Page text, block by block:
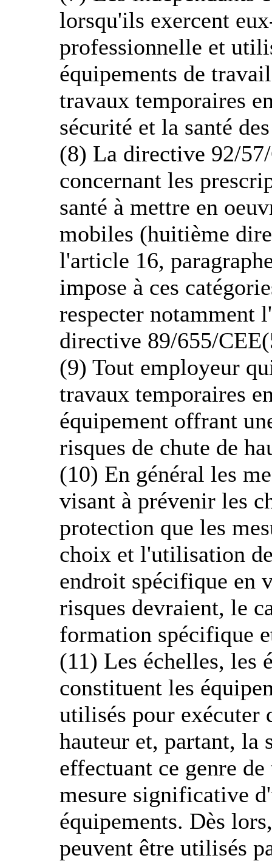
lorsqu'ils exercent
professionnelle et
équipements de
travaux temporaires
sécurité et la santé
(8) La directive 92/
concernant les
santé à mettre en
mobiles (huitième
l'article 16,
impose à ces
respecter notamment
directive 89/655/
(9) Tout employeur
travaux temporaires
équipement offrant
risques de chute de
(10) En général les
visant à prévenir les
protection que les
choix et l'utilisation
endroit spécifique en
risques devraient, le
formation spécifique
(11) Les échelles, les
constituent les
utilisés pour exécuter
hauteur et, partant, la
effectuant ce genre
mesure significative
équipements. Dès
peuvent être utilisés